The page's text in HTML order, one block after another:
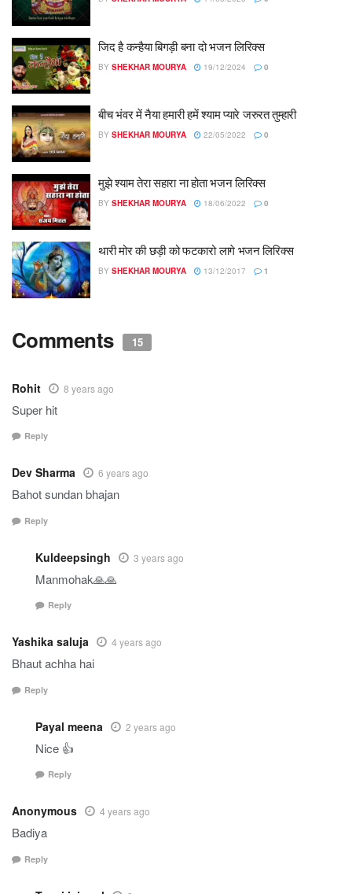
जिद है कन्हैया बिगड़ी बना दो भजन लिरिक्स
BY SHEKHAR MOURYA 19/12/2024 0
बीच भंवर में नैया हमारी हमें श्याम प्यारे जरुरत तुम्हारी
BY SHEKHAR MOURYA 22/05/2022 0
मुझे श्याम तेरा सहारा ना होता भजन लिरिक्स
BY SHEKHAR MOURYA 18/06/2022 0
थारी मोर की छड़ी को फटकारो लागे भजन लिरिक्स
BY SHEKHAR MOURYA 13/12/2017 1
Comments 15
Rohit 8 years ago
Super hit
Reply
Dev Sharma 6 years ago
Bahot sundan bhajan
Reply
Kuldeepsingh 3 years ago
Manmohak🙏🙏
Reply
Yashika saluja 4 years ago
Bhaut achha hai
Reply
Payal meena 2 years ago
Nice 👍
Reply
Anonymous 4 years ago
Badiya
Reply